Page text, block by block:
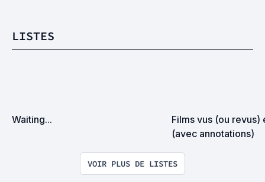
LISTES
Waiting...
Films vus (ou revus)
(avec annotations)
VOIR PLUS DE LISTES